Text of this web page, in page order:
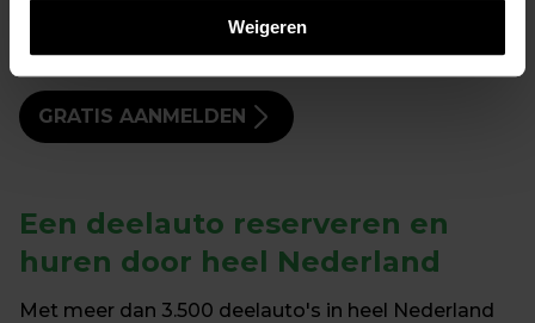
Weigeren
Start vandaag met autodelen in
Maastricht
GRATIS AANMELDEN
Een deelauto reserveren en
huren door heel Nederland
Met meer dan 3.500 deelauto's in heel Nederland